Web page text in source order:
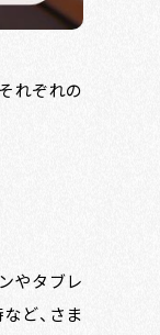
れぞれの
やタブレ
ど、さま